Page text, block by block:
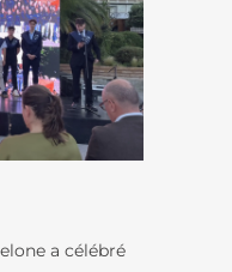
a célébré